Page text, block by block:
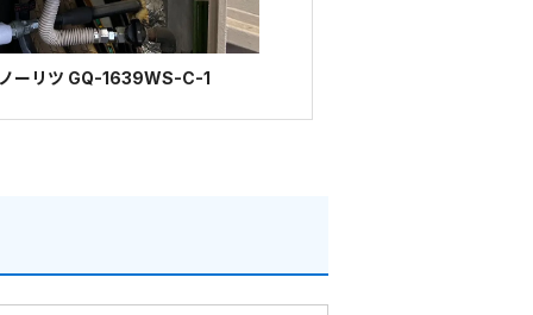
ーリツ GQ-1639WS-C-1